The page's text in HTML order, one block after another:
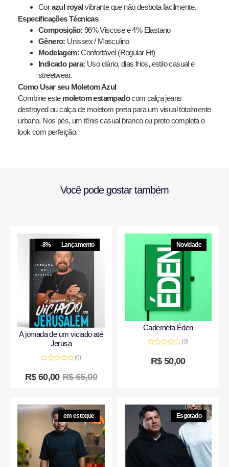
Corazul royal vibrante que não desbota facilmente.
Especificações Técnicas
Composição: 96% Viscose e 4% Elastano
Gênero: Unissex / Masculino
Modelagem:Confortável (Regular Fit)
Indicado para: Uso diário, dias frios, estilo casual e
streetwear.
Como Usar seu Moletom Azul
Combine este moletom estampadocom calça jeans
destroyed ou calça de moletom preta para um visual totalmente
urbano. Nos pés, um tênis casual branco ou preto completa o
look com perfeição.
Você pode gostar também
-8% Lançamento
A jornada de um viciado até
Jerusa
0
de
(0)
R$65,00
R$60,00
Novidade
Caderneta Éden
de
(0)
R$50,00
em estoque Esgotado